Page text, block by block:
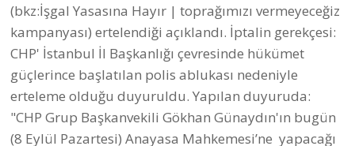
(bkz:İşgal Yasasına Hayır | toprağımızı vermeyeceğiz
kampanyası) ertelendiği açıklandı. İptalin gerekçesi:
CHP' İstanbul İl Başkanlığı çevresinde hükümet
güçlerince başlatılan polis ablukası nedeniyle
erteleme olduğu duyuruldu. Yapılan duyuruda:
"CHP Grup Başkanvekili Gökhan Günaydın'ın bugün
(8 Eylül Pazartesi) Anayasa Mahkemesi’ne yapacağı